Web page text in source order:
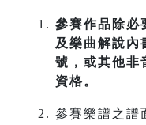
參賽作品除必
及樂曲解說內
號，或其他非
資格。
參賽樂譜之譜